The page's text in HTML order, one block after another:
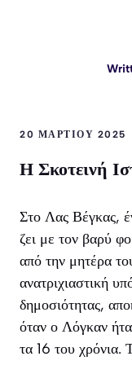
20 ΜΑΡΤΊΟΥ 2025
Η Σκοτεινή
Στο Λας Βέγκας,
ζει με τον βαρύ
από την μητέρα
ανατριχιαστική
δημοσιότητας,
όταν ο Λόγκαν
τα 16 του χρόνια.